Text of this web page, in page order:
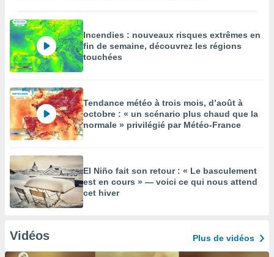
Incendies : nouveaux risques extrêmes en
fin de semaine, découvrez les régions
touchées
Tendance météo à trois mois, d’août à
octobre : « un scénario plus chaud que la
normale » privilégié par Météo-France
El Niño fait son retour : « Le basculement
est en cours » — voici ce qui nous attend
cet hiver
Vidéos Plus de vidéos